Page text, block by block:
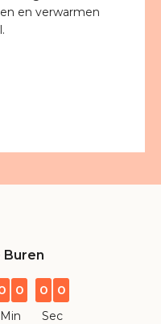
en verwarmen
Buren
0
Min
0 0
Sec